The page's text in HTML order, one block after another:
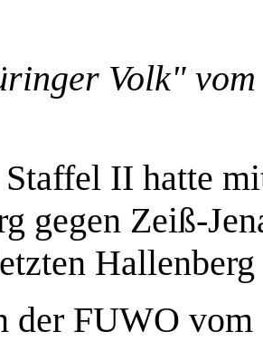
Volk"
II hatte
gegen Zeiß-
der FUWO vom